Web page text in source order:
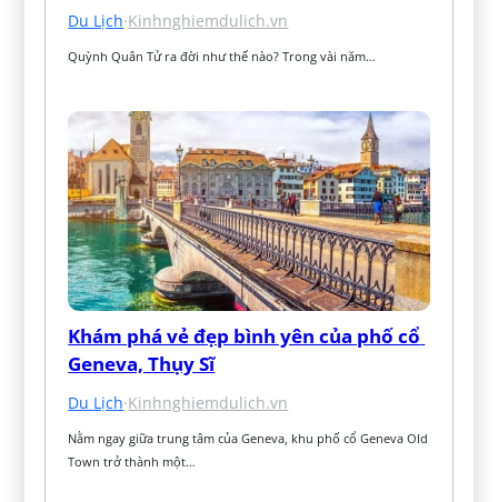
Du Lịch·Kinhnghiemdulich.vn
Quỳnh Quân Tử ra đời như thế nào? Trong vài năm…
Khám phá vẻ đẹp bình yên của phố cổ
Geneva, Thụy Sĩ
Du Lịch·Kinhnghiemdulich.vn
Nằm ngay giữa trung tâm của Geneva, khu phố cổ Geneva Old
Town trở thành một…